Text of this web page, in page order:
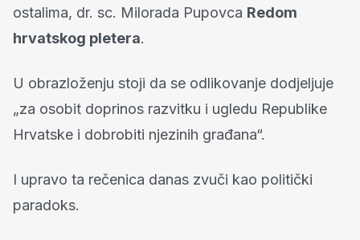
ostalima, dr. sc. Milorada Pupovca Redom
hrvatskog pletera.
U obrazloženju stoji da se odlikovanje dodjeljuje
„za osobit doprinos razvitku i ugledu Republike
Hrvatske i dobrobiti njezinih građana“.
I upravo ta rečenica danas zvuči kao politički
paradoks.